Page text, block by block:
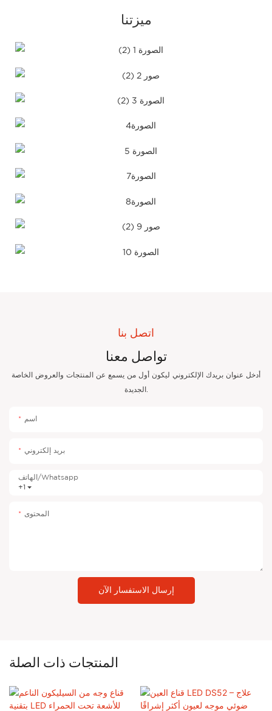
ميزتنا
اتصل بنا
تواصل معنا
أدخل عنوان بريدك الإلكتروني ليكون أول من يسمع عن المنتجات والعروض الخاصة
اسم
بريد إلكتروني
+1
الهاتف/whatsapp
المحتوى
إرسال الاستفسار الآن
المنتجات ذات الصلة